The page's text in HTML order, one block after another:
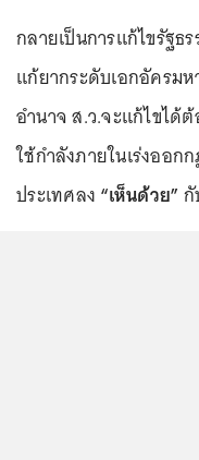
กลายเป็นการแก้ไขรัฐธ
แก้ยากระดับเอกอัครม
อำนาจ ส.ว.จะแก้ไขได้
ใช้กำลังภายในเร่งออ
ประเทศลง “เห็นด้วย”